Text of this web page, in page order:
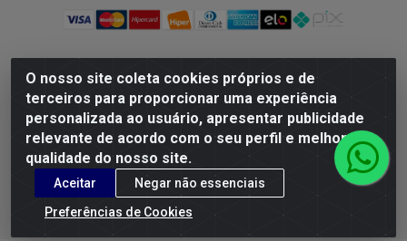
O nosso site coleta cookies próprios e de
terceiros para proporcionar uma experiência
personalizada ao usuário, apresentar publicidade
relevante de acordo com o seu perfil e melhorar a
qualidade do nosso site.
Aceitar
Negar não essenciais
Preferências de Cookies
G.M.I. Distribuidora LTDA - Rua Conselheiro Pena, 50 - Santa
Branca, Belo Horizonte/MG - CEP 31.710-150 - CNPJ
04.098.359/0001-02